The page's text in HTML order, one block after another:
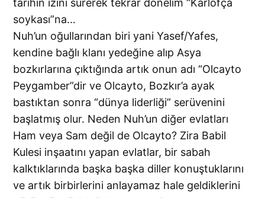
tarihin izini sürerek tekrar dönelim “Karlofça
soykası”na…
Nuh’un oğullarından biri yani Yasef/Yafes,
kendine bağlı klanı yedeğine alıp Asya
bozkırlarına çıktığında artık onun adı “Olcayto
Peygamber”dir ve Olcayto, Bozkır’a ayak
bastıktan sonra “dünya liderliği” serüvenini
başlatmış olur. Neden Nuh’un diğer evlatları
Ham veya Sam değil de Olcayto? Zira Babil
Kulesi inşaatını yapan evlatlar, bir sabah
kalktıklarında başka başka diller konuştuklarını
ve artık birbirlerini anlayamaz hale geldiklerini